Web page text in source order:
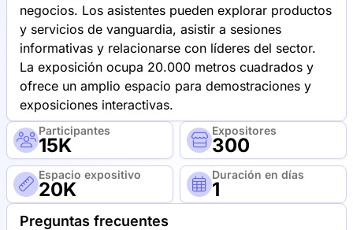
negocios. Los asistentes pueden explorar productos
y servicios de vanguardia, asistir a sesiones
informativas y relacionarse con líderes del sector.
La exposición ocupa 20.000 metros cuadrados y
ofrece un amplio espacio para demostraciones y
exposiciones interactivas.
Participantes
15K
Expositores
300
Espacio expositivo
20K
Duración en días
1
Preguntas frecuentes